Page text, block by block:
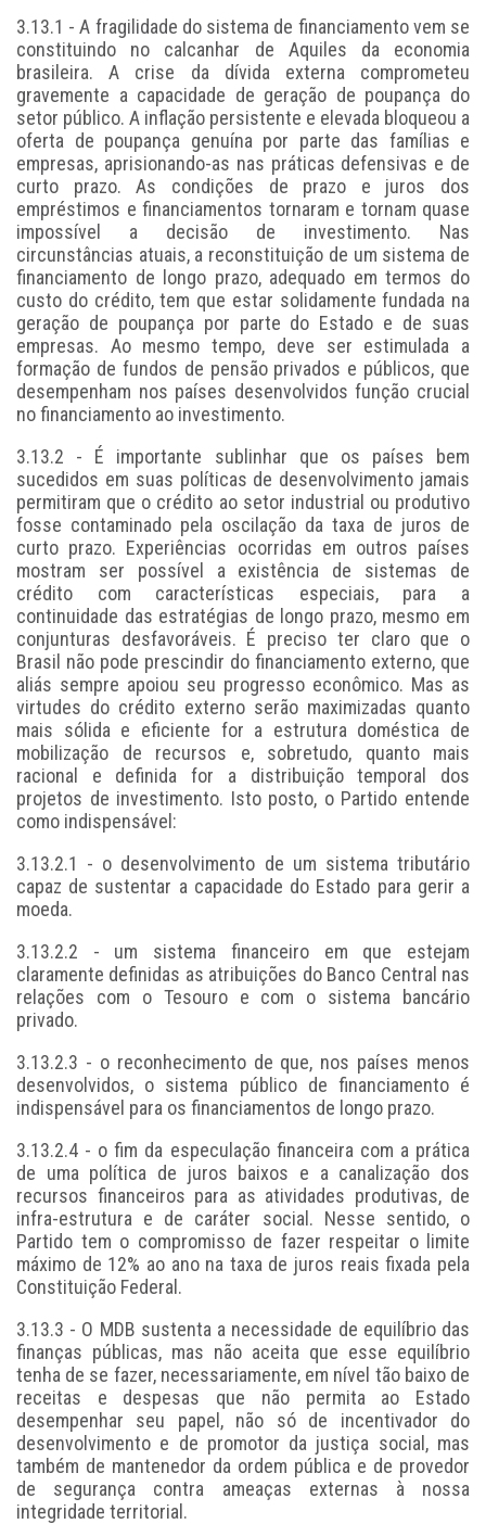
3.13.1 - A fragilidade do sistema de financiamento vem se
constituindo no calcanhar de Aquiles da economia
brasileira. A crise da dívida externa comprometeu
gravemente a capacidade de geração de poupança do
setor público. A inflação persistente e elevada bloqueou a
oferta de poupança genuína por parte das famílias e
empresas, aprisionando-as nas práticas defensivas e de
curto prazo. As condições de prazo e juros dos
empréstimos e financiamentos tornaram e tornam quase
impossível a decisão de investimento. Nas
circunstâncias atuais, a reconstituição de um sistema de
financiamento de longo prazo, adequado em termos do
custo do crédito, tem que estar solidamente fundada na
geração de poupança por parte do Estado e de suas
empresas. Ao mesmo tempo, deve ser estimulada a
formação de fundos de pensão privados e públicos, que
desempenham nos países desenvolvidos função crucial
no financiamento ao investimento.
3.13.2 - É importante sublinhar que os países bem
sucedidos em suas políticas de desenvolvimento jamais
permitiram que o crédito ao setor industrial ou produtivo
fosse contaminado pela oscilação da taxa de juros de
curto prazo. Experiências ocorridas em outros países
mostram ser possível a existência de sistemas de
crédito com características especiais, para a
continuidade das estratégias de longo prazo, mesmo em
conjunturas desfavoráveis. É preciso ter claro que o
Brasil não pode prescindir do financiamento externo, que
aliás sempre apoiou seu progresso econômico. Mas as
virtudes do crédito externo serão maximizadas quanto
mais sólida e eficiente for a estrutura doméstica de
mobilização de recursos e, sobretudo, quanto mais
racional e definida for a distribuição temporal dos
projetos de investimento. Isto posto, o Partido entende
como indispensável:
3.13.2.1 - o desenvolvimento de um sistema tributário
capaz de sustentar a capacidade do Estado para gerir a
moeda.
3.13.2.2 - um sistema financeiro em que estejam
claramente definidas as atribuições do Banco Central nas
relações com o Tesouro e com o sistema bancário
privado.
3.13.2.3 - o reconhecimento de que, nos países menos
desenvolvidos, o sistema público de financiamento é
indispensável para os financiamentos de longo prazo.
3.13.2.4 - o fim da especulação financeira com a prática
de uma política de juros baixos e a canalização dos
recursos financeiros para as atividades produtivas, de
infra-estrutura e de caráter social. Nesse sentido, o
Partido tem o compromisso de fazer respeitar o limite
máximo de 12% ao ano na taxa de juros reais fixada pela
Constituição Federal.
3.13.3 - O MDB sustenta a necessidade de equilíbrio das
finanças públicas, mas não aceita que esse equilíbrio
tenha de se fazer, necessariamente, em nível tão baixo de
receitas e despesas que não permita ao Estado
desempenhar seu papel, não só de incentivador do
desenvolvimento e de promotor da justiça social, mas
também de mantenedor da ordem pública e de provedor
de segurança contra ameaças externas à nossa
integridade territorial.